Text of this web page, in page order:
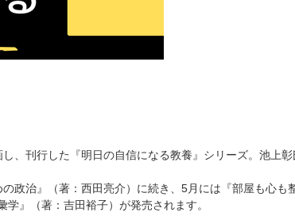
、刊行した『明日の自信になる教養』シリーズ。池上彰
政治』（著：西田亮介）に続き、5月には『部屋も心も
』（著：吉田裕子）が発売されます。